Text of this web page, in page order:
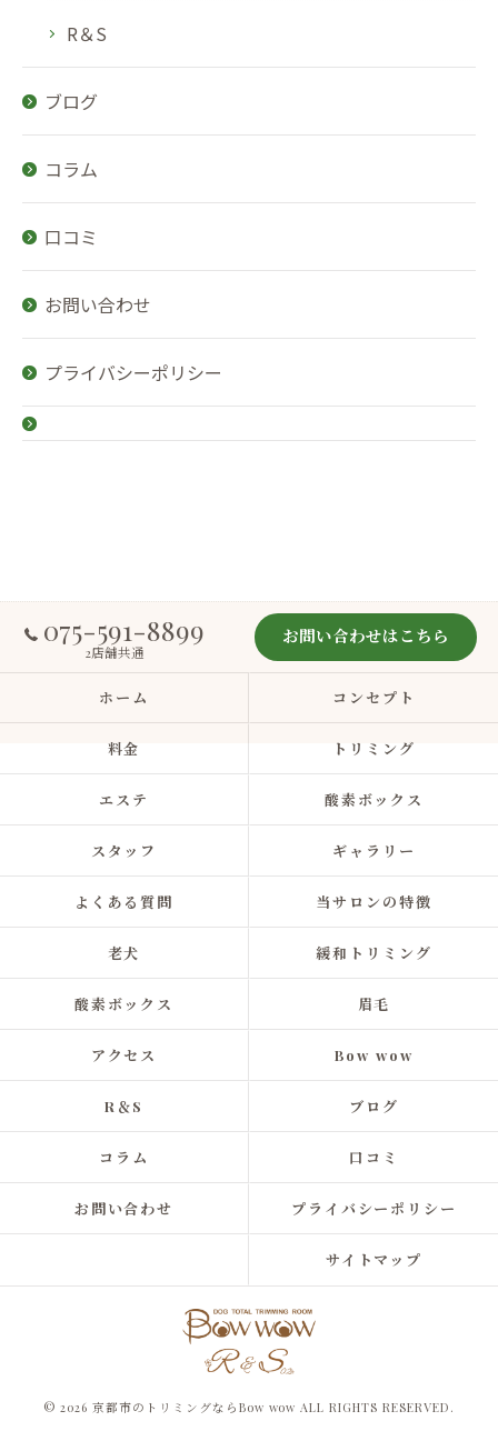
R＆S
ブログ
コラム
口コミ
お問い合わせ
プライバシーポリシー
075-591-8899
2店舗共通
お問い合わせはこちら
ホーム コンセプト
料金 トリミング
エステ 酸素ボックス
スタッフ ギャラリー
よくある質問 当サロンの特徴
老犬 緩和トリミング
酸素ボックス 眉毛
アクセス Bow wow
R＆S ブログ
コラム 口コミ
お問い合わせ プライバシーポリシー
サイトマップ
© 2026 京都市のトリミングならBow wow ALL RIGHTS RESERVED.